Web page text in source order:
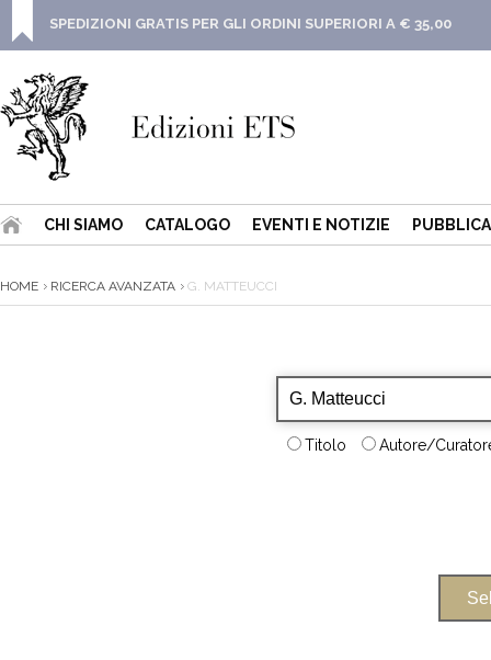
SPEDIZIONI GRATIS PER GLI ORDINI SUPERIORI A € 35,00
CHI SIAMO CATALOGO EVENTI E NOTIZIE
HOME RICERCA AVANZATA G. MATTEUCCI
Titolo Autore/